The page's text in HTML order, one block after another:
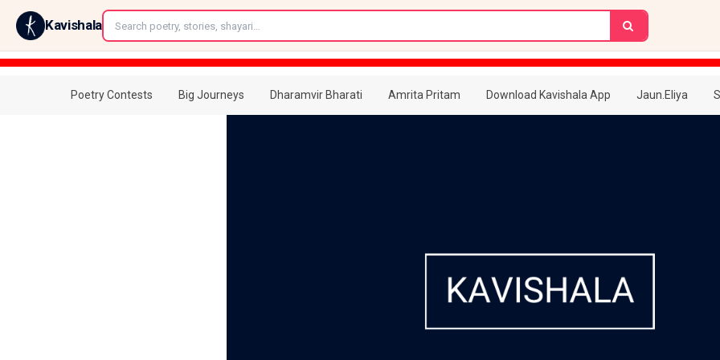
Kavishala
Poetry Contests Big Journeys Dharamvir Bharati Amrita Pritam Download Kavishala App Jaun.Eliya